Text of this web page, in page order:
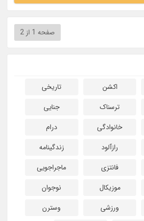
صفحه 1 از 2
اکشن
تاریخی
ترسناک
جنایی
خانوادگی
درام
رازآلود
زندگینامه
فانتزی
ماجراجویی
موزیکال
نوجوان
ورزشی
وسترن